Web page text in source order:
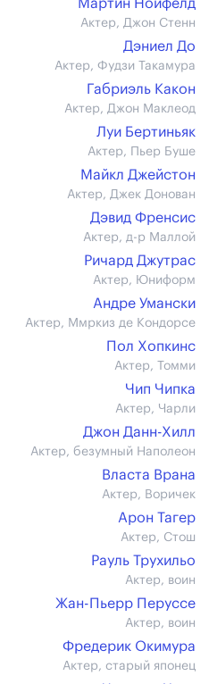
Мартин Нойфелд
Актер, Джон Стенн
Дэниел До
Актер, Фудзи Такамура
Габриэль Какон
Актер, Джон Маклеод
Луи Бертиньяк
Актер, Пьер Буше
Майкл Джейстон
Актер, Джек Донован
Дэвид Френсис
Актер, д-р Маллой
Ричард Джутрас
Актер, Юниформ
Андре Умански
Актер, Ммркиз де Кондорсе
Пол Хопкинс
Актер, Томми
Чип Чипка
Актер, Чарли
Джон Данн-Хилл
Актер, безумный Наполеон
Власта Врана
Актер, Воричек
Арон Тагер
Актер, Стош
Рауль Трухильо
Актер, воин
Жан-Пьерр Перуссе
Актер, воин
Фредерик Окимура
Актер, старый японец